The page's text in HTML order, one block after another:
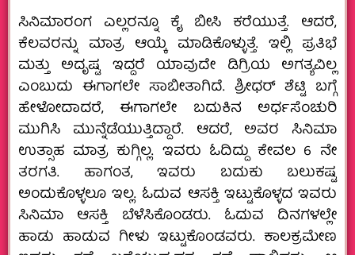
ಸಿನಿಮಾರಂಗ ಎಲ್ಲರನ್ನೂ ಕೈ ಬೀಸಿ ಕರೆಯುತ್ತೆ. ಆದರೆ,
ಕೆಲವರನ್ನು ಮಾತ್ರ ಆಯ್ಕೆ ಮಾಡಿಕೊಳ್ಳುತ್ತೆ. ಇಲ್ಲಿ ಪ್ರತಿಭೆ
ಮತ್ತು ಅದೃಷ್ಟ ಇದ್ದರೆ ಯಾವುದೇ ಡಿಗ್ರಿಯ ಅಗತ್ಯವಿಲ್ಲ
ಎಂಬುದು ಈಗಾಗಲೇ ಸಾಬೀತಾಗಿದೆ. ಶ್ರೀಧರ್‌ ಶೆಟ್ಟಿ ಬಗ್ಗೆ
ಹೇಳೋದಾದರೆ, ಈಗಾಗಲೇ ಬದುಕಿನ ಅರ್ಧಸೆಂಚುರಿ
ಮುಗಿಸಿ ಮುನ್ನೆಡೆಯುತ್ತಿದ್ದಾರೆ. ಆದರೆ, ಅವರ ಸಿನಿಮಾ
ಉತ್ಸಾಹ ಮಾತ್ರ ಕುಗ್ಗಿಲ್ಲ. ಇವರು ಓದಿದ್ದು ಕೇವಲ 6 ನೇ
ತರಗತಿ. ಹಾಗಂತ, ಇವರು ಬದುಕು ಬಲುಕಷ್ಟ
ಅಂದುಕೊಳ್ಳಲೂ ಇಲ್ಲ. ಓದುವ ಆಸಕ್ತಿ ಇಟ್ಟುಕೊಳ್ಳದ ಇವರು
ಸಿನಿಮಾ ಆಸಕ್ತಿ ಬೆಳೆಸಿಕೊಂಡರು. ಓದುವ ದಿನಗಳಲ್ಲೇ
ಹಾಡು ಹಾಡುವ ಗೀಳು ಇಟ್ಟುಕೊಂಡವರು. ಕಾಲಕ್ರಮೇಣ